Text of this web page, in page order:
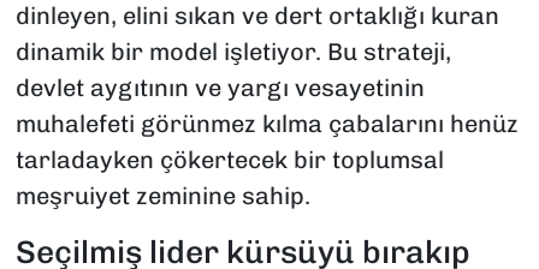
dinleyen, elini sıkan ve dert ortaklığı kuran
dinamik bir model işletiyor. Bu strateji,
devlet aygıtının ve yargı vesayetinin
muhalefeti görünmez kılma çabalarını henüz
tarladayken çökertecek bir toplumsal
meşruiyet zeminine sahip.
Seçilmiş lider kürsüyü bırakıp